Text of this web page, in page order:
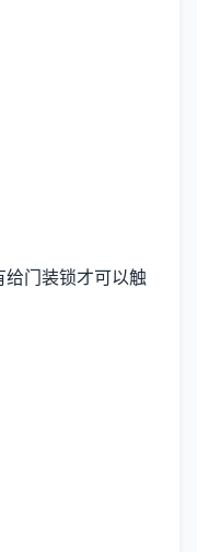
给门装锁才可以触